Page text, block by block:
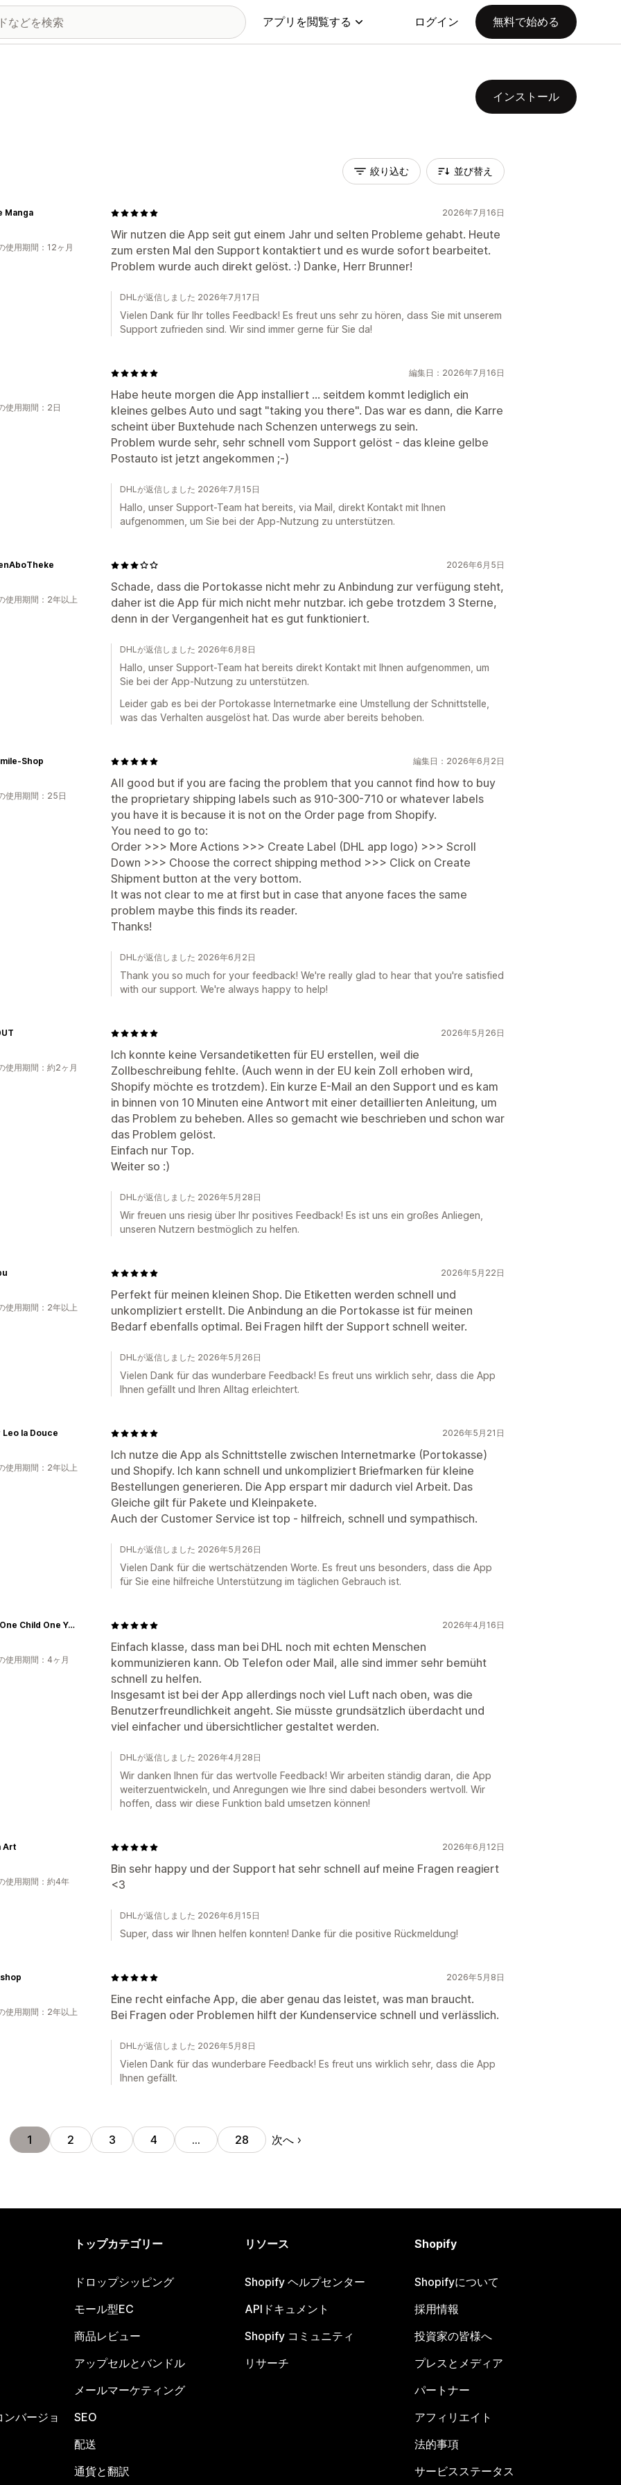
アプリを閲覧する ログイン 無料で始める
インストール
絞り込む 並び替え
2026年7月16日
Wir nutzen die App seit gut einem Jahr und selten Probleme gehabt. Heute
zum ersten Mal den Support kontaktiert und es wurde sofort bearbeitet.
Problem wurde auch direkt gelöst. :) Danke, Herr Brunner!
Manga
使用期間：12ヶ月
DHLが返信しました 2026年7月17日
Vielen Dank für Ihr tolles Feedback! Es freut uns sehr zu hören, dass Sie mit unserem
Support zufrieden sind. Wir sind immer gerne für Sie da!
編集日：2026年7月16日
Habe heute morgen die App installiert ... seitdem kommt lediglich ein
kleines gelbes Auto und sagt "taking you there". Das war es dann, die Karre
scheint über Buxtehude nach Schenzen unterwegs zu sein.
Problem wurde sehr, sehr schnell vom Support gelöst - das kleine gelbe
Postauto ist jetzt angekommen ;-)
使用期間：2日
DHLが返信しました 2026年7月15日
Hallo, unser Support-Team hat bereits, via Mail, direkt Kontakt mit Ihnen
aufgenommen, um Sie bei der App-Nutzung zu unterstützen.
2026年6月5日
Schade, dass die Portokasse nicht mehr zu Anbindung zur verfügung steht,
daher ist die App für mich nicht mehr nutzbar. ich gebe trotzdem 3 Sterne,
denn in der Vergangenheit hat es gut funktioniert.
使用期間：2年以上
DHLが返信しました 2026年6月8日
Hallo, unser Support-Team hat bereits direkt Kontakt mit Ihnen aufgenommen, um
Sie bei der App-Nutzung zu unterstützen.
Leider gab es bei der Portokasse Internetmarke eine Umstellung der Schnittstelle,
was das Verhalten ausgelöst hat. Das wurde aber bereits behoben.
編集日：2026年6月2日
All good but if you are facing the problem that you cannot find how to buy
the proprietary shipping labels such as 910-300-710 or whatever labels
you have it is because it is not on the Order page from Shopify.
You need to go to:
Order >>> More Actions >>> Create Label (DHL app logo) >>> Scroll
Down >>> Choose the correct shipping method >>> Click on Create
Shipment button at the very bottom.
It was not clear to me at first but in case that anyone faces the same
problem maybe this finds its reader.
Thanks!
Shop
使用期間：25日
DHLが返信しました 2026年6月2日
Thank you so much for your feedback! We're really glad to hear that you're satisfied
with our support. We're always happy to help!
2026年5月26日
Ich konnte keine Versandetiketten für EU erstellen, weil die
Zollbeschreibung fehlte. (Auch wenn in der EU kein Zoll erhoben wird,
Shopify möchte es trotzdem). Ein kurze E-Mail an den Support und es kam
in binnen von 10 Minuten eine Antwort mit einer detaillierten Anleitung, um
das Problem zu beheben. Alles so gemacht wie beschrieben und schon war
das Problem gelöst.
Einfach nur Top.
Weiter so :)
使用期間：約2ヶ月
DHLが返信しました 2026年5月28日
Wir freuen uns riesig über Ihr positives Feedback! Es ist uns ein großes Anliegen,
unseren Nutzern bestmöglich zu helfen.
2026年5月22日
Perfekt für meinen kleinen Shop. Die Etiketten werden schnell und
unkompliziert erstellt. Die Anbindung an die Portokasse ist für meinen
Bedarf ebenfalls optimal. Bei Fragen hilft der Support schnell weiter.
使用期間：2年以上
DHLが返信しました 2026年5月26日
Vielen Dank für das wunderbare Feedback! Es freut uns wirklich sehr, dass die App
Ihnen gefällt und Ihren Alltag erleichtert.
2026年5月21日
Ich nutze die App als Schnittstelle zwischen Internetmarke (Portokasse)
und Shopify. Ich kann schnell und unkompliziert Briefmarken für kleine
Bestellungen generieren. Die App erspart mir dadurch viel Arbeit. Das
Gleiche gilt für Pakete und Kleinpakete.
Auch der Customer Service ist top - hilfreich, schnell und sympathisch.
la Douce
使用期間：2年以上
DHLが返信しました 2026年5月26日
Vielen Dank für die wertschätzenden Worte. Es freut uns besonders, dass die App
für Sie eine hilfreiche Unterstützung im täglichen Gebrauch ist.
2026年4月16日
Einfach klasse, dass man bei DHL noch mit echten Menschen
kommunizieren kann. Ob Telefon oder Mail, alle sind immer sehr bemüht
schnell zu helfen.
Insgesamt ist bei der App allerdings noch viel Luft nach oben, was die
Benutzerfreundlichkeit angeht. Sie müsste grundsätzlich überdacht und
viel einfacher und übersichtlicher gestaltet werden.
1C1Y | One Child One Year
使用期間：4ヶ月
DHLが返信しました 2026年4月28日
Wir danken Ihnen für das wertvolle Feedback! Wir arbeiten ständig daran, die App
weiterzuentwickeln, und Anregungen wie Ihre sind dabei besonders wertvoll. Wir
hoffen, dass wir diese Funktion bald umsetzen können!
2026年6月12日
Bin sehr happy und der Support hat sehr schnell auf meine Fragen reagiert
<3
Art
使用期間：約4年
DHLが返信しました 2026年6月15日
Super, dass wir Ihnen helfen konnten! Danke für die positive Rückmeldung!
2026年5月8日
Eine recht einfache App, die aber genau das leistet, was man braucht.
Bei Fragen oder Problemen hilft der Kundenservice schnell und verlässlich.
使用期間：2年以上
DHLが返信しました 2026年5月8日
Vielen Dank für das wunderbare Feedback! Es freut uns wirklich sehr, dass die App
Ihnen gefällt.
1 2 3 4 … 28 次へ
バージョ
トップカテゴリー
ドロップシッピング
モール型EC
商品レビュー
アップセルとバンドル
メールマーケティング
SEO
配送
通貨と翻訳
リソース
Shopify ヘルプセンター
APIドキュメント
Shopify コミュニティ
リサーチ
Shopify
Shopifyについて
採用情報
投資家の皆様へ
プレスとメディア
パートナー
アフィリエイト
法的事項
サービスステータス